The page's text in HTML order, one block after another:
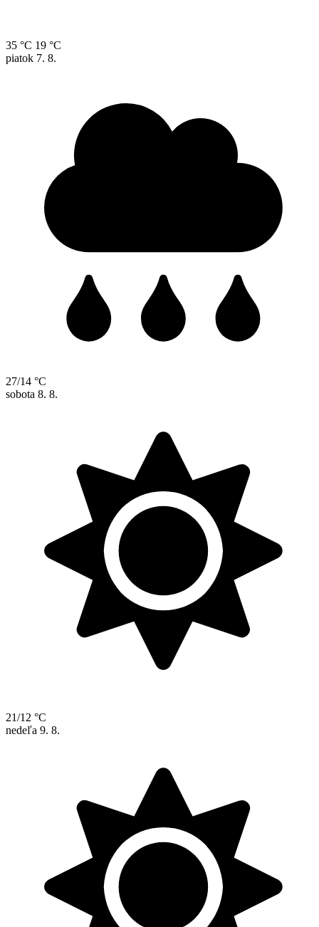
35 °C 19 °C
piatok 7. 8.
27/14 °C
sobota 8. 8.
21/12 °C
nedeľa 9. 8.